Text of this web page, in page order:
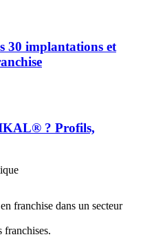
30 implantations et
? Profils,
franchise dans un secteur
franchises.